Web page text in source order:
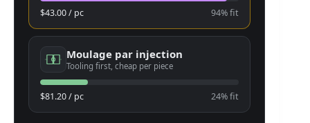
$43.00 / pc 94% fit
Moulage par injection
Tooling first, cheap per piece
$81.20 / pc 24% fit